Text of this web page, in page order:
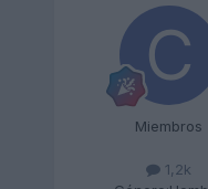
Miembros
1,2k